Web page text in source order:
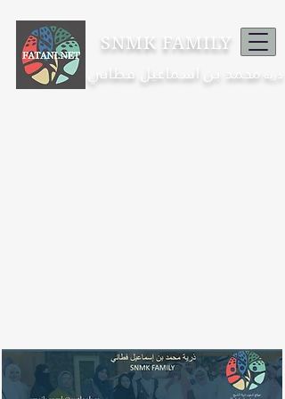
SNMK FAMILY
ذرية محمد بن اسماعيل فطاني